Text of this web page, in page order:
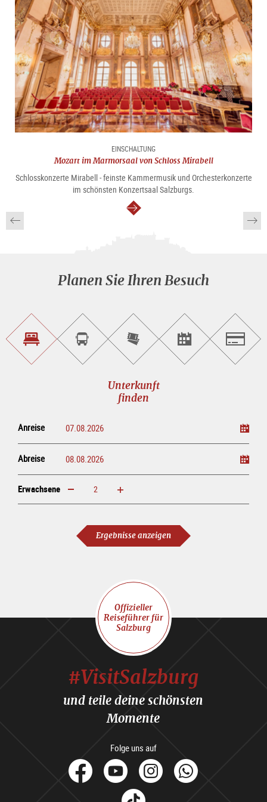
EINSCHALTUNG
Mozart im Marmorsaal von Schloss Mirabell
Schlosskonzerte Mirabell - feinste Kammermusik und Orchesterkonzerte
im schönsten Konzertsaal Salzburgs.
weiter
Planen Sie Ihren Besuch
Unterkunft<br>findenSightseeing<br>Tour
buchen
Tickets
online<br>kaufen
Events<br>finden
Unterkunft
finden
Anreise
Abreise
Erwachsene erhöhen verringern
Ergebnisse anzeigen
Offizieller
Reiseführer für
Salzburg
#VisitSalzburg
und teile deine schönsten
Momente
Folge uns auf
facebook
YoutubeInstagram